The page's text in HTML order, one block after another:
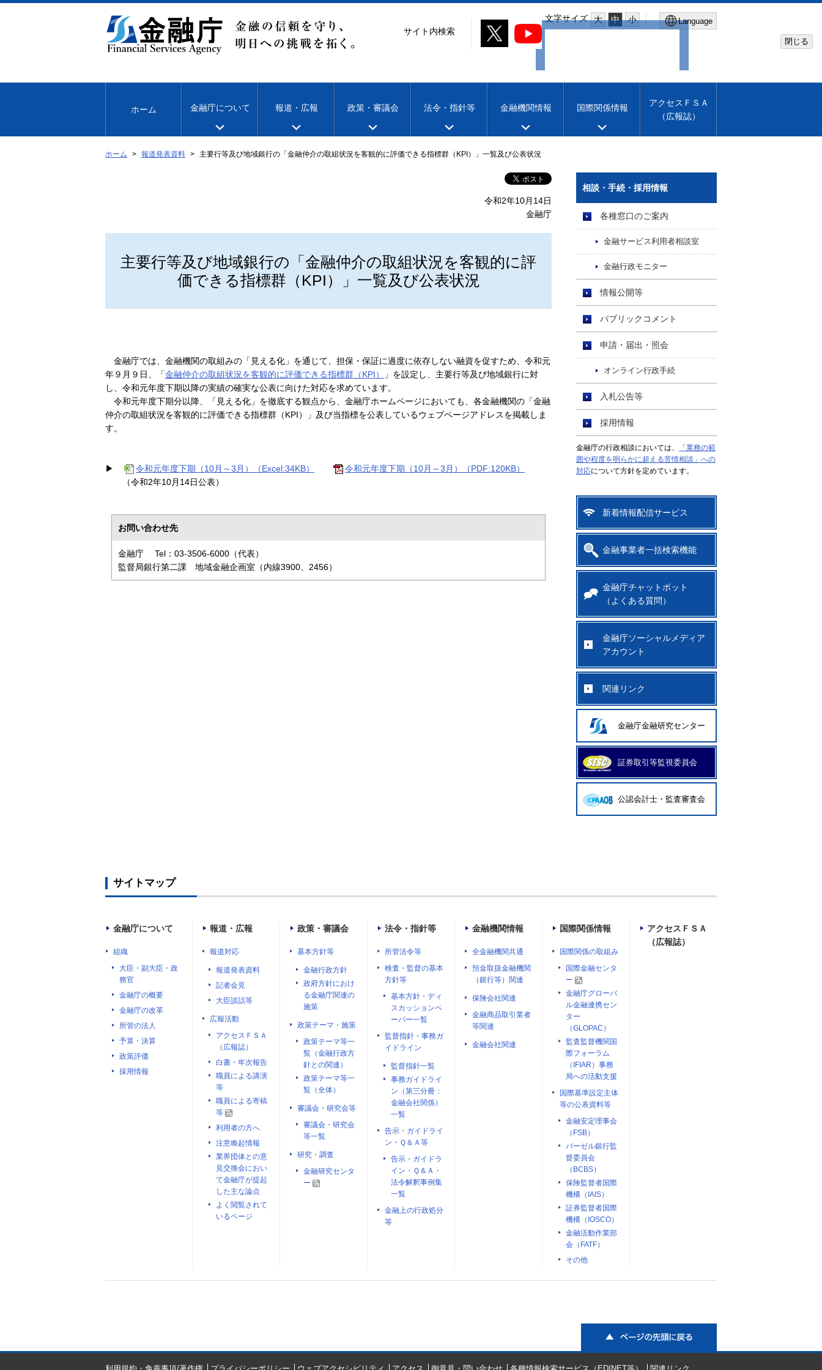
文
移
文字サイズ 大 中 小 Language
Machine translation
閉じる
サイト内検索
ホーム 金融庁について 報道・広報 政策・審議会 法令・指針等 金融機関情報 国際関係情報
アクセスＦＳＡ
（広報誌）
ホーム 報道発表資料 主要行等及び地域銀行の「金融仲介の取組状況を客観的に評価できる指標群（KPI）」一覧及び公表状況
令和2年10月14日
金融庁
主要行等及び地域銀行の「金融仲介の取組状況を客観的に評
価できる指標群（KPI）」一覧及び公表状況
金融庁では、金融機関の取組みの「見える化」を通じて、担保・保証に過度に依存しない融資を促すため、令和元
年９月９日、「金融仲介の取組状況を客観的に評価できる指標群（KPI）
」を設定し、主要行等及び地域銀行に対
し、令和元年度下期以降の実績の確実な公表に向けた対応を求めています。
令和元年度下期分以降、「見える化」を徹底する観点から、金融庁ホームページにおいても、各金融機関の「金融
仲介の取組状況を客観的に評価できる指標群（KPI）」及び当指標を公表しているウェブページアドレスを掲載しま
す。
▶ 令和元年度下期（10月～3月）（Excel:34KB）
令和元年度下期（10月～3月）（PDF:120KB）
（令和2年10月14日公表）
お問い合わせ先
金融庁 Tel：03-3506-6000（代表）
監督局銀行第二課 地域金融企画室（内線3900、2456）
相談・手続・採用情報
各種窓口のご案内
金融サービス利用者相談室
金融行政モニター
情報公開等
パブリックコメント
申請・届出・照会
オンライン行政手続
入札公告等
採用情報
金融庁の行政相談においては、
「業務の範
囲や程度を明らかに超える苦情相談」への
対応について方針を定めています。
新着情報配信サービス
金融事業者一括検索機能
金融庁チャットボット
（よくある質問）
金融庁ソーシャルメディア
アカウント
関連リンク
金融庁金融研究センター
証券取引等監視委員会
公認会計士・監査審査会
サイトマップ
金融庁について
組織
大臣・副大臣・政
務官
金融庁の概要
金融庁の改革
所管の法人
予算・決算
政策評価
採用情報
報道・広報
報道対応
報道発表資料
記者会見
大臣談話等
広報活動
アクセスＦＳＡ
（広報誌）
白書・年次報告
職員による講演
等
職員による寄稿
等
利用者の方へ
注意喚起情報
業界団体との意
見交換会におい
て金融庁が提起
した主な論点
よく閲覧されて
いるページ
政策・審議会
基本方針等
金融行政方針
政府方針におけ
る金融庁関連の
施策
政策テーマ・施策
政策テーマ等一
覧（金融行政方
針との関連）
政策テーマ等一
覧（全体）
審議会・研究会等
審議会・研究会
等一覧
研究・調査
金融研究センタ
ー
法令・指針等
所管法令等
検査・監督の基本
方針等
基本方針・ディ
スカッションペ
ーパー一覧
監督指針・事務ガ
イドライン
監督指針一覧
事務ガイドライ
ン（第三分冊：
金融会社関係）
一覧
告示・ガイドライ
ン・Ｑ＆Ａ等
告示・ガイドラ
イン・Ｑ＆Ａ・
法令解釈事例集
一覧
金融上の行政処分
等
金融機関情報
全金融機関共通
預金取扱金融機関
（銀行等）関連
保険会社関連
金融商品取引業者
等関連
金融会社関連
国際関係情報
国際関係の取組み
国際金融センタ
ー
金融庁グローバ
ル金融連携セン
ター
（GLOPAC）
監査監督機関国
際フォーラム
（IFIAR）事務
局への活動支援
国際基準設定主体
等の公表資料等
金融安定理事会
（FSB）
バーゼル銀行監
督委員会
（BCBS）
保険監督者国際
機構（IAIS）
証券監督者国際
機構（IOSCO）
金融活動作業部
会（FATF）
その他
アクセスＦＳＡ
（広報誌）